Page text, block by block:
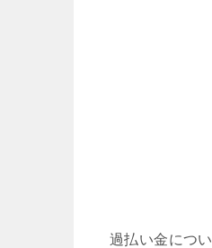
過払い金につ